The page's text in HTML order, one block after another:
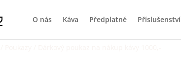
O nás Káva Předplatné Příslušenství